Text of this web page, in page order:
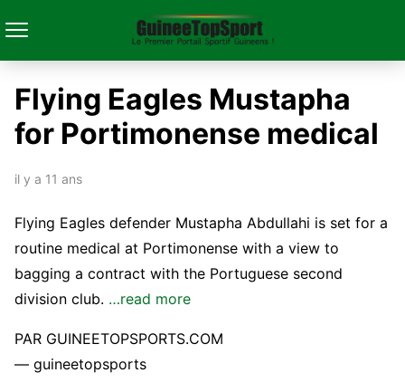
Flying Eagles Mustapha
for Portimonense medical
il y a 11 ans
Flying Eagles defender Mustapha Abdullahi is set for a
routine medical at Portimonense with a view to
bagging a contract with the Portuguese second
division club. …read more
PAR GUINEETOPSPORTS.COM
— guineetopsports